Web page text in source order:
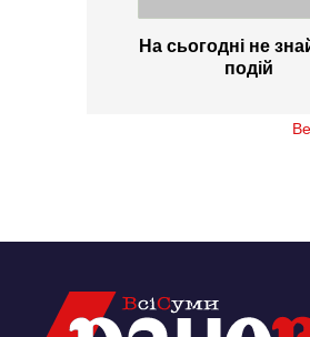
На сьогодні не
подій